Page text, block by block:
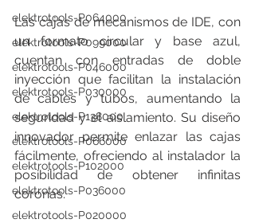
elektrotools-P064000
elektrotools-P099000
elektrotools-P046000
elektrotools-P030000
elektrotools-P138000
elektrotools-P066000
elektrotools-P102000
elektrotools-P036000
elektrotools-P020000
Las cajas de mecanismos de IDE, con
un formato circular y base azul,
cuentan con entradas de doble
inyección que facilitan la instalación
de cables y tubos, aumentando la
seguridad y el aislamiento. Su diseño
innovador permite enlazar las cajas
fácilmente, ofreciendo al instalador la
posibilidad de obtener infinitas
coronas.